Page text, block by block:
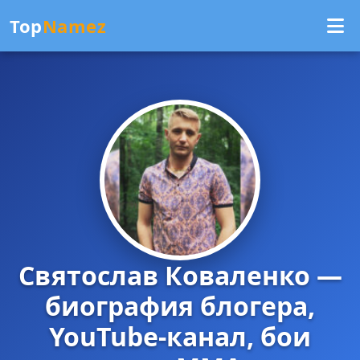
TopNamez
Святослав Коваленко —
биография блогера,
YouTube-канал, бои